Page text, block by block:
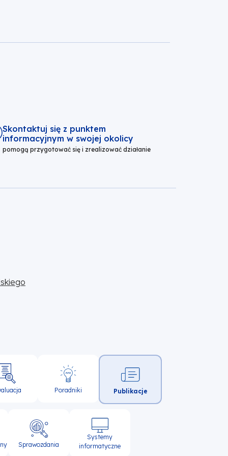
Skontaktuj się z punktem
informacyjnym w swojej okolicy
pomogą przygotować się i zrealizować działanie
Poradniki Publikacje
Sprawozdania
Systemy
informatyczne